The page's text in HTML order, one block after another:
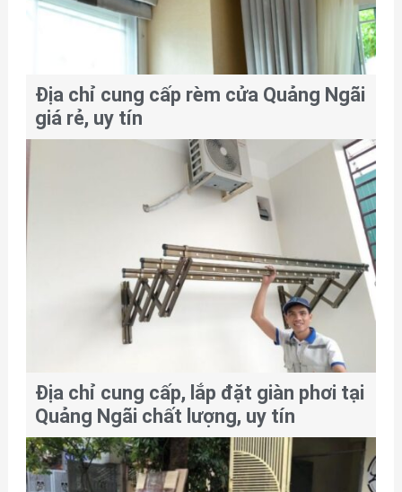
Địa chỉ cung cấp rèm cửa Quảng Ngãi
giá rẻ, uy tín
Địa chỉ cung cấp, lắp đặt giàn phơi tại
Quảng Ngãi chất lượng, uy tín